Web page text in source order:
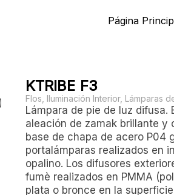
Página
KTRIBE F3
Flos Iluminación Interior, Lámparas
Lámpara de pie de luz
aleación de zamak brillante y
base de chapa de acero P04
portalámparas realizados en
opalino. Los difusores
fumè realizados en PMMA
plata o bronce en la